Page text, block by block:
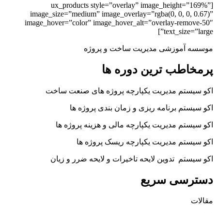
[ux_products style=”overlay” image_height=”169%”
image_size=”medium” image_overlay=”rgba(0, 0, 0, 0.67)”
image_hover=”color” image_hover_alt=”overlay-remove-50″
text_size=”large”]
موسسه آموزشی مدیریت ساخت و پروژه
پرمخاطب ترین دوره ها
اکو سیستم مدیریت یکپارچه پروژه های صنعت ساخت
اکو سیستم برنامه ریزی و زمان بندی پروژه ها
اکو سیستم مدیریت یکپارچه مالی و هزینه پروژه ها
اکو سیستم مدیریت یکپارچه ریسک پروژه ها
اکو سیستم تدوین لایحه تاخیرات و لایحه ضرر و زیان
دسترسی سریع
مقالات